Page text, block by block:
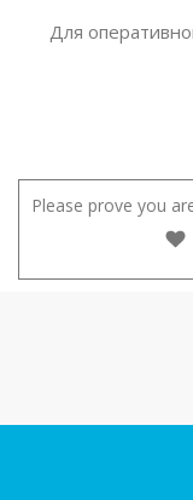
Для
Please prove you